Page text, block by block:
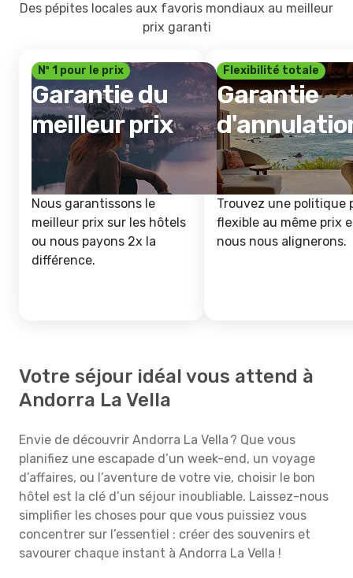
Des pépites locales aux favoris mondiaux au meilleur
prix garanti
Nº 1 pour le prix
Garantie du
meilleur prix
Nous garantissons le
meilleur prix sur les hôtels
ou nous payons 2x la
différence.
Flexibilité totale
Garantie
Trouvez une politique
flexible au même prix
nous nous alignerons.
Votre séjour idéal vous attend à
Andorra La Vella
Envie de découvrir Andorra La Vella ? Que vous
planifiez une escapade d’un week-end, un voyage
d’affaires, ou l’aventure de votre vie, choisir le bon
hôtel est la clé d’un séjour inoubliable. Laissez-nous
simplifier les choses pour que vous puissiez vous
concentrer sur l’essentiel : créer des souvenirs et
savourer chaque instant à Andorra La Vella !